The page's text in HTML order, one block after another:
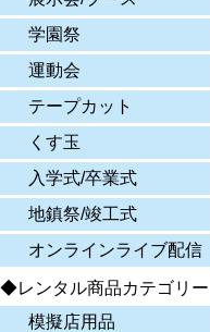
学園祭
運動会
テープカット
くす玉
入学式/卒業式
地鎮祭/竣工式
オンラインライブ配信
◆レンタル商品カテゴリー
模擬店用品